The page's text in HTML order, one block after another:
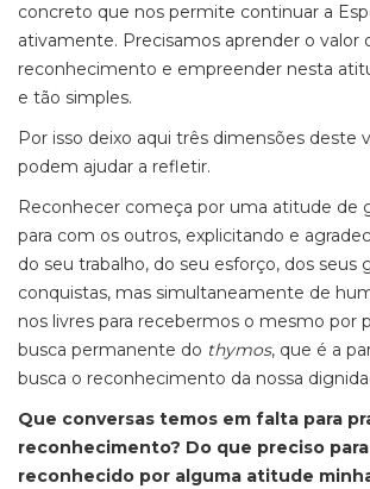
concreto que nos permite continuar a
ativamente. Precisamos aprender o valor
reconhecimento e empreender nesta
e tão simples.
Por isso deixo aqui três dimensões deste
podem ajudar a refletir.
Reconhecer começa por uma atitude de
para com os outros, explicitando e
do seu trabalho, do seu esforço, dos seus
conquistas, mas simultaneamente de
nos livres para recebermos o mesmo por
busca permanente do thymos, que é a
busca o reconhecimento da nossa
Que conversas temos em falta para
reconhecimento? Do que preciso
reconhecido por alguma atitude